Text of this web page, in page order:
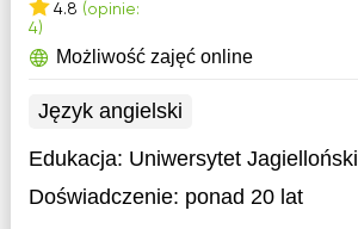
4.8 (opinie:
4)
Możliwość zajęć online
Język angielski
Edukacja: Uniwersytet Jagielloński
Doświadczenie: ponad 20 lat